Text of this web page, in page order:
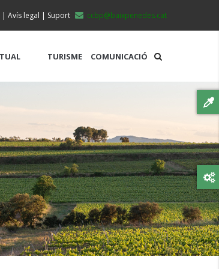
ccbp@baixpenedes.cat
| Avís legal | Suport
TURISME COMUNICACIÓ